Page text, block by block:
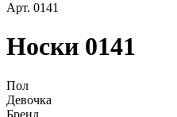
Арт. 0141
Носки 0141
Пол
Девочка
Бренд